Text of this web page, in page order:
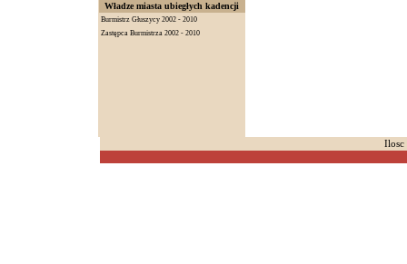
Władze miasta ubiegłych kadencji
Burmistrz Głuszycy 2002 - 2010
Zastępca Burmistrza 2002 - 2010
Ilosc